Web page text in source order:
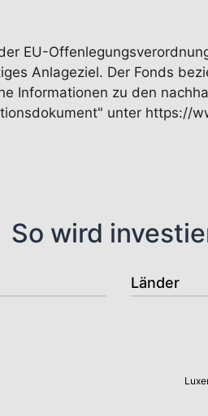
EU-
Anlageziel. Der Fonds
Informationen zu den
unter https://
So wird
Länder